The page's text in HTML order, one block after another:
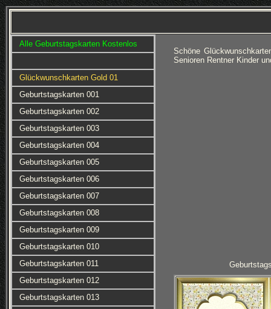
Alle Geburtstagskarten Kostenlos
Glückwunschkarten Gold 01
Geburtstagskarten 001
Geburtstagskarten 002
Geburtstagskarten 003
Geburtstagskarten 004
Geburtstagskarten 005
Geburtstagskarten 006
Geburtstagskarten 007
Geburtstagskarten 008
Geburtstagskarten 009
Geburtstagskarten 010
Geburtstagskarten 011
Geburtstagskarten 012
Geburtstagskarten 013
Schöne
Senioren Rentner Kinder